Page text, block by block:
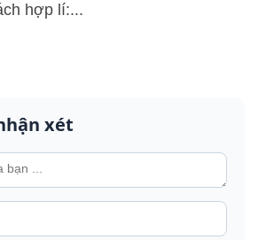
hợp lí:...
xét